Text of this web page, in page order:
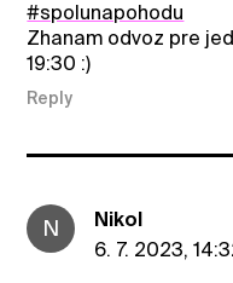
#spolunapohodu
Zhanam odvoz pre
19:30 :)
Reply
N
Nikol
6. 7. 2023,